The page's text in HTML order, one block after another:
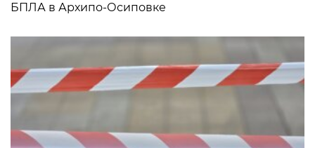
БПЛА в Архипо-Осиповке